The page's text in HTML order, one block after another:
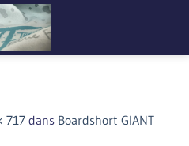
717dans Boardshort GIANT